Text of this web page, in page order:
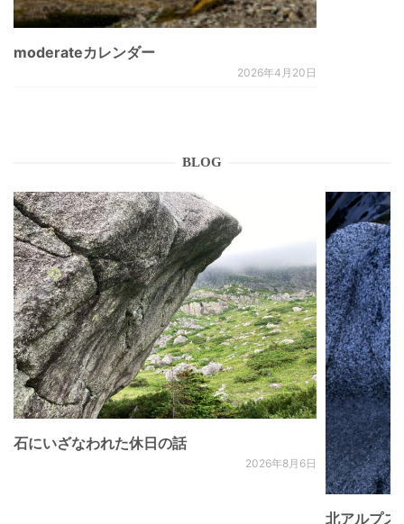
moderateカレンダー
2026年4月20日
BLOG
石にいざなわれた休日の話
2026年8月6日
北アルプ